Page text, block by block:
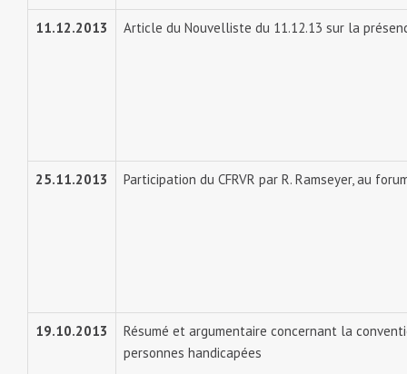
11.12.2013 Article du Nouvelliste du 11.12.13 sur la
25.11.2013 Participation du CFRVR par R. Ramseyer, au
19.10.2013
Résumé et argumentaire concernant la
personnes handicapées